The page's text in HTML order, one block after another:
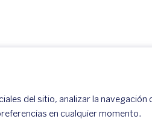
del sitio, analizar la navegación
en cualquier momento.